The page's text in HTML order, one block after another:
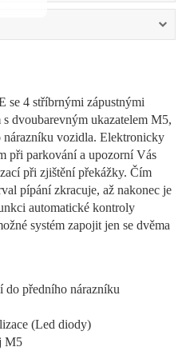
se 4 stříbrnými zápustnými
dvoubarevným ukazatelem M5,
nárazníku vozidla. Elektronicky
při parkování a upozorní Vás
při zjištění překážky. Čím
pípání zkracuje, až nakonec je
automatické kontroly
systém zapojit jen se dvěma
do předního nárazníku
(Led diody)
M5